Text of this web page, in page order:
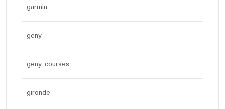
garmin
geny
geny courses
gironde